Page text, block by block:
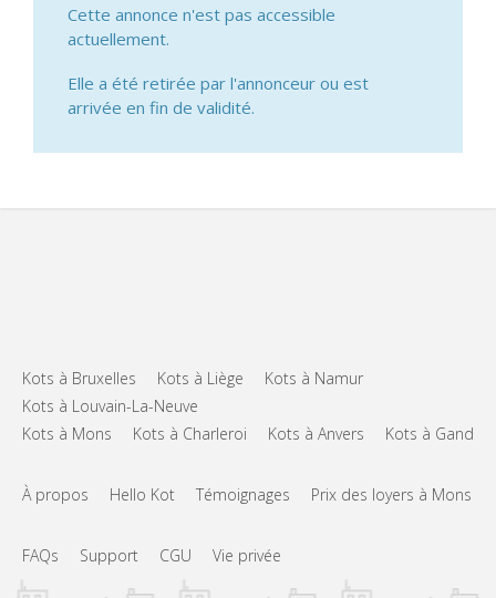
Cette annonce n'est pas accessible
actuellement.
Elle a été retirée par l'annonceur ou est
arrivée en fin de validité.
Kots à Bruxelles Kots à Liège
Kots à Namur
Kots à Louvain-La-Neuve
Kots à Mons
Kots à Charleroi Kots à Anvers Kots à Gand
À propos Hello Kot Témoignages Prix des loyers à Mons
FAQs Support CGU Vie privée